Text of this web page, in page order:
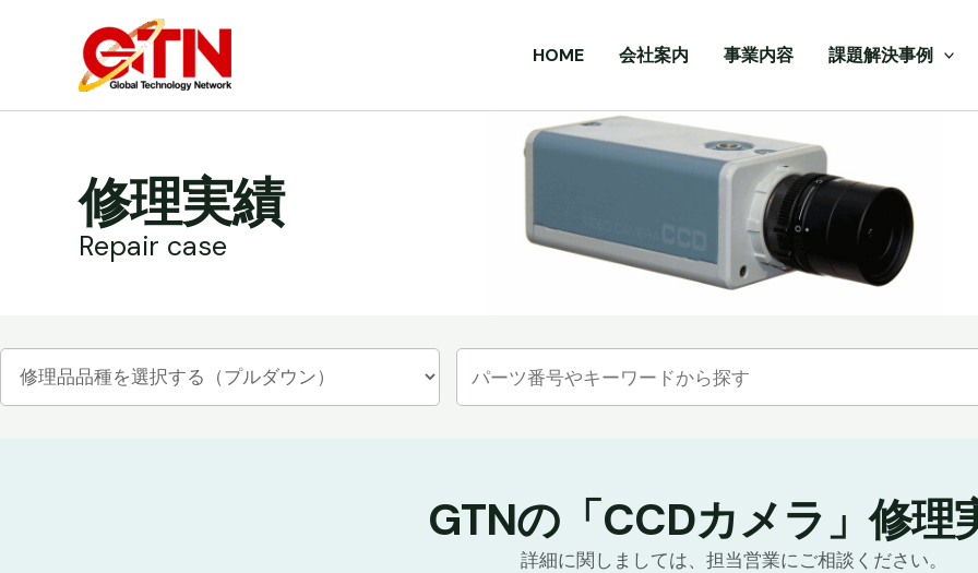
HOME 会社案内 事業内容 課題解決事例
修理実績
Repair case
GTNの「CCDカメラ」修理
詳細に関しましては、担当営業にご相談ください。